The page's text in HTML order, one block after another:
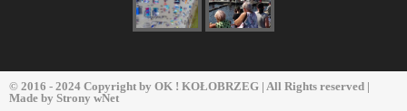
© 2016 - 2024 Copyright by OK ! KOŁOBRZEG | All Rights reserved |
Made by Strony wNet